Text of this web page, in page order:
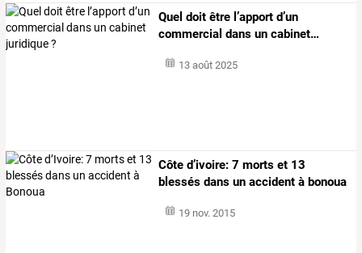
Quel doit être l’apport d’un
commercial dans un cabinet…
13 août 2025
Côte d’ivoire: 7 morts et 13
blessés dans un accident à bonoua
19 nov. 2015